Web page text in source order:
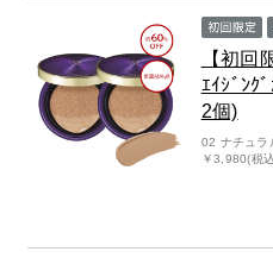
【初回
ｴｲｼﾞﾝｸ
2個)
02 ナチュラ
￥3,980(税